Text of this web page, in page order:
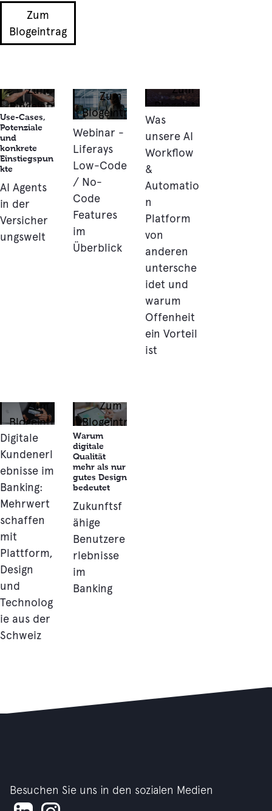
Zum
Blogeintrag
Zum
Blogeintrag
Use-Cases,
Potenziale
und
konkrete
Einstiegspun
kte
AI Agents
in der
Versicher
ungswelt
Zum
Blogeintrag
Webinar -
Liferays
Low-Code
/ No-
Code
Features
im
Überblick
Zum
Blogeintrag
Was
unsere AI
Workflow
&
Automatio
n
Platform
von
anderen
untersche
idet und
warum
Offenheit
ein Vorteil
ist
Zum
Blogeintrag
Digitale
Kundenerl
ebnisse im
Banking:
Mehrwert
schaffen
mit
Plattform,
Design
und
Technolog
ie aus der
Schweiz
Zum
Blogeintrag
Warum
digitale
Qualität
mehr als nur
gutes Design
bedeutet
Zukunftsf
ähige
Benutzere
rlebnisse
im
Banking
Besuchen Sie uns in den sozialen Medien